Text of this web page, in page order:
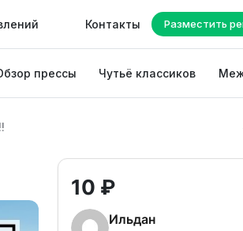
Контакты Разместить
прессы Чутьё классиков
10 ₽
Ильдан